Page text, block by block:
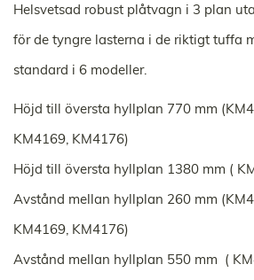
Helsvetsad robust plåtvagn i 3 plan
för de tyngre lasterna i de riktigt tuffa
standard i 6 modeller.
Höjd till översta hyllplan 770 mm
KM4169, KM4176)
Höjd till översta hyllplan 1380 mm (
Avstånd mellan hyllplan 260 mm
KM4169, KM4176)
Avstånd mellan hyllplan 550 mm (